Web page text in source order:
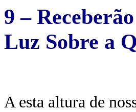
9 –
Luz Sobre a
A esta altura de